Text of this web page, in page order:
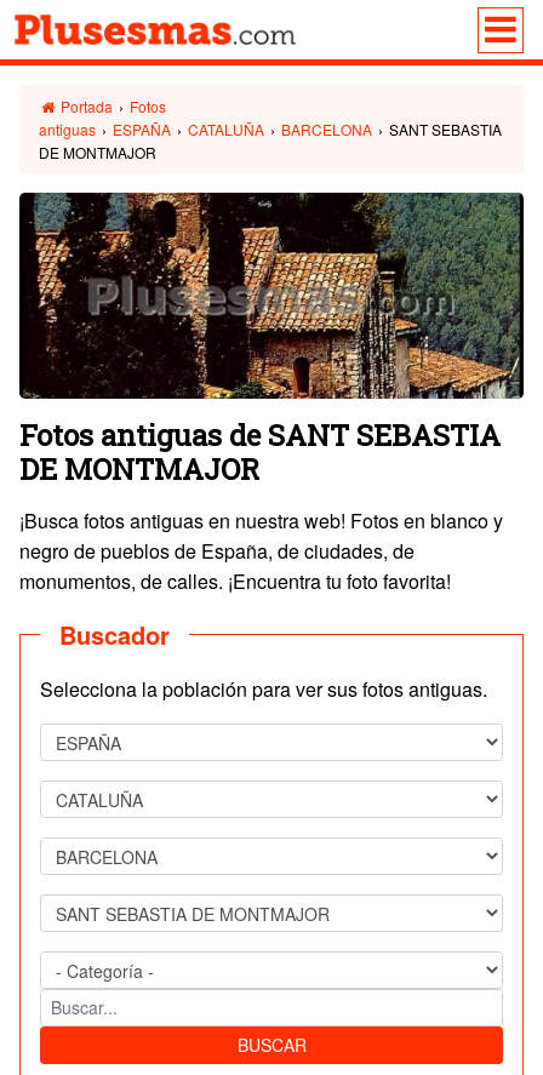
Portada › Fotos
antiguas › ESPAÑA › CATALUÑA › BARCELONA › SANT SEBASTIA
DE MONTMAJOR
Fotos antiguas de SANT SEBASTIA
DE MONTMAJOR
¡Busca fotos antiguas en nuestra web! Fotos en blanco y
negro de pueblos de España, de ciudades, de
monumentos, de calles. ¡Encuentra tu foto favorita!
Buscador
Selecciona la población para ver sus fotos antiguas.
BUSCAR